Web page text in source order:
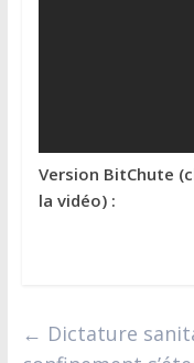
Version BitChute
la vidéo) :
← Dictature